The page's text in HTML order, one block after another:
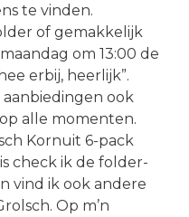
te vinden.
of gemakkelijk
om 13:00 de
erbij, heerlijk”.
ook
alle momenten.
Kornuit 6-pack
check ik de folder-
vind ik ook andere
Op m’n